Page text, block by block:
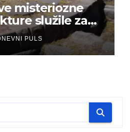
misteriozne
služile za
PULS